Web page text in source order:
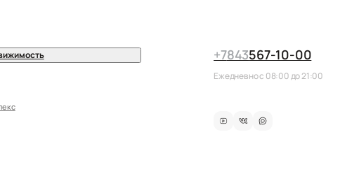
+7843567-10-00
Ежедневно с 08:00 до 21:00